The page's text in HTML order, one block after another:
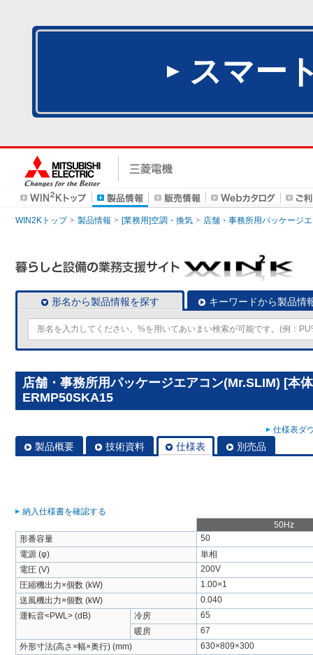
スマー
WIN2Kトップ 製品情報 [業務用]空調・換気 店舗・事務所用パッケージ
形名から製品情報を探す キーワードから製品情
店舗・事務所用パッケージエアコン(Mr.SLIM) [本
ERMP50SKA15
仕様表ダ
製品概要 技術資料 仕様表 別売品
納入仕様書を確認する
50Hz
形番容量
50
電源 (φ)
単相
電圧 (V)
200V
圧縮機出力×個数 (kW)
1.00×1
送風機出力×個数 (kW)
0.040
運転音<PWL> (dB)
冷房
65
暖房
67
外形寸法(高さ×幅×奥行) (mm)
630×809×300